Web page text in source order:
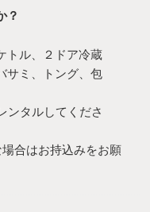
？
トル、２ドア冷蔵
サミ、トング、包
ンタルしてくださ
合はお持込みをお願